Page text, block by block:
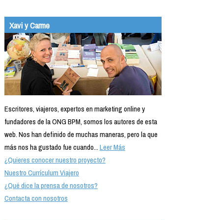
Xavi y Carme
Escritores, viajeros, expertos en marketing online y
fundadores de la ONG BPM, somos los autores de esta
web. Nos han definido de muchas maneras, pero la que
más nos ha gustado fue cuando...Leer Más
¿Quieres conocer nuestro proyecto?
Nuestro Currículum Viajero
¿Qué dice la prensa de nosotros?
Contacta con nosotros